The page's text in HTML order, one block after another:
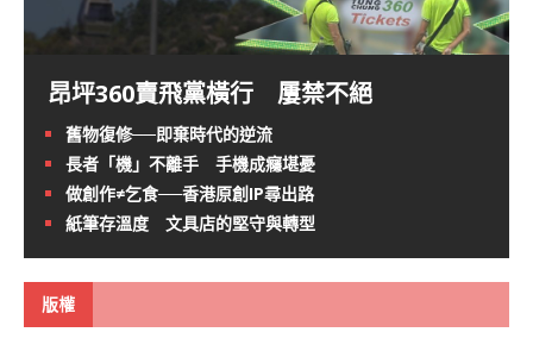
昂坪360賣飛黨橫行 屢禁不絕
舊物復修──即棄時代的逆流
長者「機」不離手 手機成癮堪憂
做創作≠乞食──香港原創IP尋出路
紙筆存溫度 文具店的堅守與轉型
版權